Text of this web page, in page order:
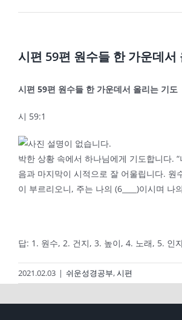
시편 59편 원수들 한 가운데서
시편 59편 원수들 한 가운데서 올리는 기도
시 59:1
박한 상황 속에서 하나님에게 기도합니다. “
음과 마지막이 시적으로 잘 어울립니다. 원
이 부르리오니, 주는 나의 (6____)이시며 나
답: 1. 원수, 2. 건지, 3. 높이, 4. 노래, 5. 인
2021.02.03 | 쉬운성경공부,시편